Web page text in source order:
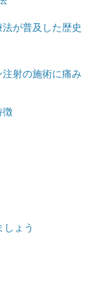
が普及した歴史
射の施術に痛み
徴
ょう